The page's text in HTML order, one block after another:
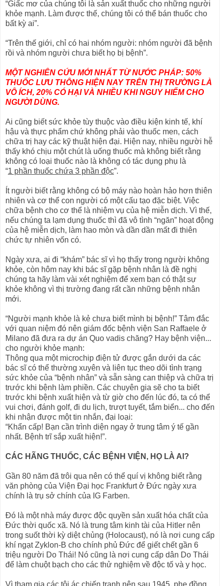
“Giấc mơ của chúng tôi là sản xuất thuốc cho những người
khỏe mạnh. Làm được thế, chúng tôi có thể bán thuốc cho
bất kỳ ai”.
“Trên thế giới, chỉ có hai nhóm người: nhóm người đã bệnh
rồi và nhóm người chưa biết họ bị bệnh”.
MỘT NGHIÊN CỨU MỚI NHẤT TỪ NƯỚC PHÁP: 50%
THUỐC LƯU THÔNG HIỆN NAY TRÊN THỊ TRƯỜNG LÀ
VÔ ÍCH, 20% CÓ HẠI VÀ NHIỀU KHI NGUY HIỂM CHO
NGƯỜI DÙNG.
Ai cũng biết sức khỏe tùy thuộc vào điều kiện kinh tế, khí
hậu và thực phẩm chứ không phải vào thuốc men, cách
chữa trị hay các kỹ thuật hiện đại. Hiện nay, nhiều người hễ
thấy khó chịu một chút là uống thuốc mà không biết rằng
không có loại thuốc nào là không có tác dụng phụ là
“1 phần thuốc chứa 3 phần độc”.
Ít người biết rằng không có bộ máy nào hoàn hảo hơn thiên
nhiên và cơ thể con người có một cấu tạo đặc biệt. Việc
chữa bệnh cho cơ thể là nhiệm vụ của hệ miễn dịch. Vì thế,
nếu chúng ta lạm dụng thuốc thì đã vô tình “ngăn” hoạt động
của hệ miễn dịch, làm hao mòn và dần dần mất đi thiên
chức tự nhiên vốn có.
Ngày xưa, ai đi “khám” bác sĩ vì họ thấy trong người không
khỏe, còn hôm nay khi bác sĩ gặp bệnh nhân là đề nghị
chúng ta hãy làm vài xét nghiệm để xem bạn có thật sự
khỏe không vì thị trường đang rất cần những bệnh nhân
mới.
“Người mạnh khỏe là kẻ chưa biết mình bị bệnh!” Tâm đắc
với quan niệm đó nên giám đốc bệnh viện San Raffaele ở
Milano đã đưa ra dự án Quo vadis chăng? Hay bệnh viện...
cho người khỏe mạnh:
Thông qua một microchip điện tử được gắn dưới da các
bác sĩ có thể thường xuyên và liên tục theo dõi tình trạng
sức khỏe của “bệnh nhân” và sẵn sàng can thiệp và chữa trị
trước khi bệnh làm phiền. Các chuyên gia sẽ cho ta biết
trước khi bệnh xuất hiện và từ giờ cho đến lúc đó, ta có thể
vui chơi, đánh golf, đi du lịch, trượt tuyết, tắm biển... cho đến
khi nhận được một tin nhắn, đại loại:
“Khẩn cấp! Bạn cần trình diện ngay ở trung tâm ý tế gần
nhất. Bệnh trĩ sắp xuất hiện!”.
CÁC HÃNG THUỐC, CÁC BỆNH VIỆN, HỌ LÀ AI?
Gần 80 năm đã trôi qua nên có thể quí vị không biết rằng
văn phòng của Viện Đại học Frankfurt ở Đức ngày xưa
chính là trụ sở chính của IG Farben.
Đó là một nhà máy được độc quyền sản xuất hóa chất của
Đức thời quốc xã. Nó là trung tâm kinh tài của Hitler nên
trong suốt thời kỳ diệt chủng (Holocaust), nó là nơi cung cấp
khí ngạt Zyklon-B cho chính phủ Đức để giết chết gần 6
triệu người Do Thái! Nó cũng là nơi cung cấp dân Do Thái
để làm chuột bạch cho các thử nghiệm về độc tố và y học.